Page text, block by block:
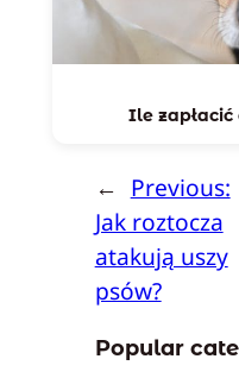
Ile zapłacić
← Previous:
Jak roztocza
atakują uszy
psów?
Popular